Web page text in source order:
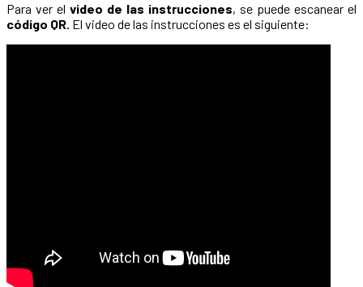
Para ver el video de las instrucciones, se puede escanear el
código QR. El video de las instrucciones es el siguiente: